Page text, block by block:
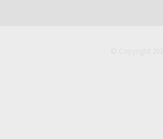
© Copyright